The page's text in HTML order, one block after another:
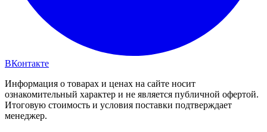
ВКонтакте
Информация о товарах и ценах на сайте носит
ознакомительный характер и не является публичной офертой.
Итоговую стоимость и условия поставки подтверждает
менеджер.